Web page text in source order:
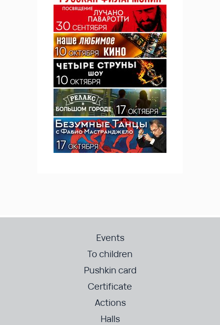
Events
To children
Pushkin card
Certificate
Actions
Halls